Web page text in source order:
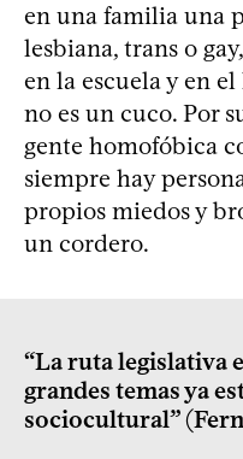
en una familia una
lesbiana, trans o
en la escuela y en
no es un cuco. Por
gente homofóbica
siempre hay
propios miedos y
un cordero.
“La ruta legislativa
grandes temas ya
sociocultural”